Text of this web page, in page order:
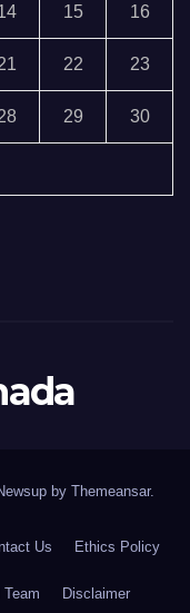
15 16
22 23
29 30
by Themeansar.
Us Ethics Policy
Team Disclaimer